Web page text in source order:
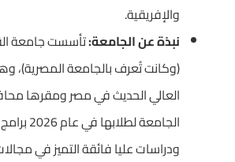
والإفريقية.
نبذة عن الجامعة:
(وكانت تُعرف بالجامعة المصرية)،
العالي الحديث في مصر ومقرها
الجامعة
ودراسات عليا فائقة التميز في